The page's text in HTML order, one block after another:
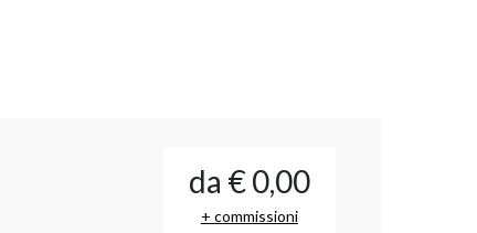
da € 0,00
+ commissioni